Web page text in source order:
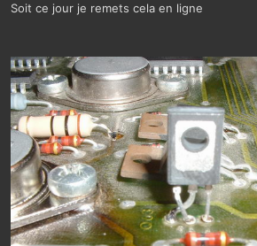
Soit ce jour je remets cela en ligne